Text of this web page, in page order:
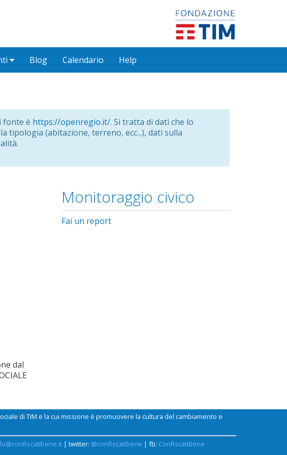
Blog Calendario Help
fonte è https://openregio.it/. Si tratta di dati che lo
tipologia (abitazione, terreno, ecc...), dati sulla
dal
Monitoraggio civico
Fai un report
di TIM e la cui missione è promuovere la cultura del cambiamento e
| twitter: @confiscatibene | fb: ConfiscatiBene